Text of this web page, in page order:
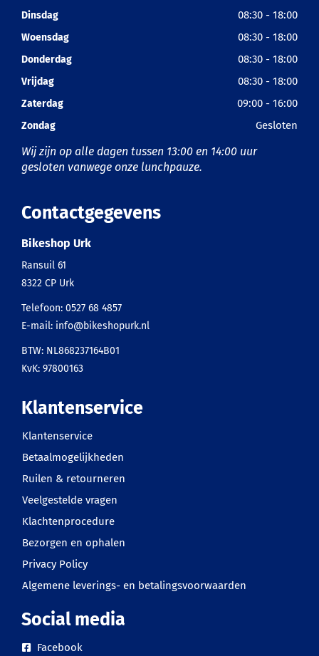
Dinsdag 08:30 - 18:00
Woensdag 08:30 - 18:00
Donderdag 08:30 - 18:00
Vrijdag 08:30 - 18:00
Zaterdag 09:00 - 16:00
Zondag Gesloten
Wij zijn op alle dagen tussen 13:00 en 14:00 uur
gesloten vanwege onze lunchpauze.
Contactgegevens
Bikeshop Urk
Ransuil 61
8322 CP Urk
Telefoon: 0527 68 4857
E-mail: info@bikeshopurk.nl
BTW: NL868237164B01
KvK: 97800163
Klantenservice
Klantenservice
Betaalmogelijkheden
Ruilen & retourneren
Veelgestelde vragen
Klachtenprocedure
Bezorgen en ophalen
Privacy Policy
Algemene leverings- en betalingsvoorwaarden
Social media
Facebook